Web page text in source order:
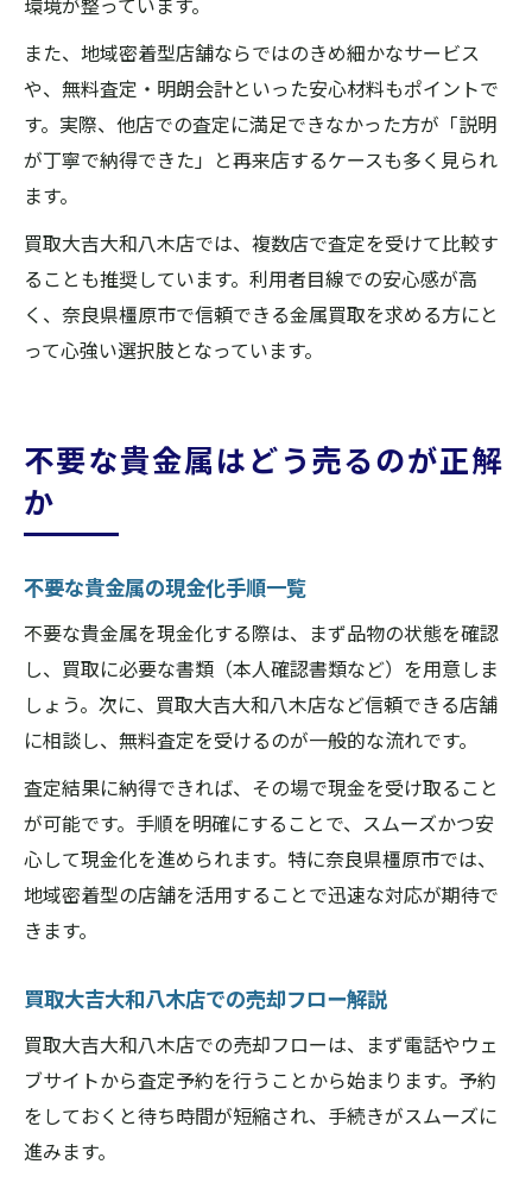
また、地域密着型店舗ならではのきめ細かなサービス
や、無料査定・明朗会計といった安心材料もポイントで
す。実際、他店での査定に満足できなかった方が「説明
が丁寧で納得できた」と再来店するケースも多く見られ
ます。
買取大吉大和八木店では、複数店で査定を受けて比較す
ることも推奨しています。利用者目線での安心感が高
く、奈良県橿原市で信頼できる金属買取を求める方にと
って心強い選択肢となっています。
不要な貴金属はどう売るのが正解
か
不要な貴金属の現金化手順一覧
不要な貴金属を現金化する際は、まず品物の状態を確認
し、買取に必要な書類（本人確認書類など）を用意しま
しょう。次に、買取大吉大和八木店など信頼できる店舗
に相談し、無料査定を受けるのが一般的な流れです。
査定結果に納得できれば、その場で現金を受け取ること
が可能です。手順を明確にすることで、スムーズかつ安
心して現金化を進められます。特に奈良県橿原市では、
地域密着型の店舗を活用することで迅速な対応が期待で
きます。
買取大吉大和八木店での売却フロー解説
買取大吉大和八木店での売却フローは、まず電話やウェ
ブサイトから査定予約を行うことから始まります。予約
をしておくと待ち時間が短縮され、手続きがスムーズに
進みます。